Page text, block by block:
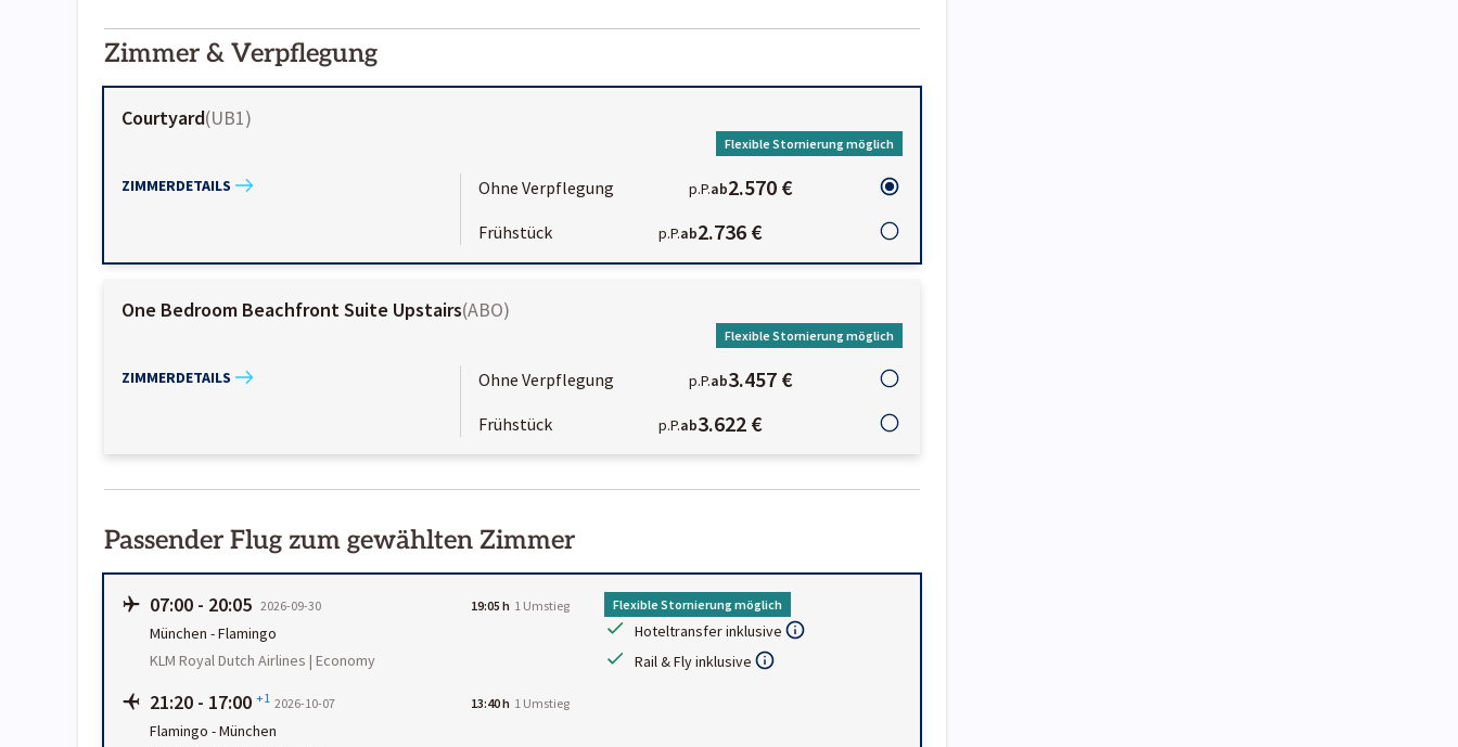
01-02
Zimmer & Verpflegung
Courtyard(UB1)
Flexible Stornierung möglich
ZIMMERDETAILS Ohne Verpflegung p.P.ab2.570 €
Frühstück p.P.ab2.736 €
One Bedroom Beachfront Suite Upstairs(ABO)
Flexible Stornierung möglich
ZIMMERDETAILS Ohne Verpflegung p.P.ab3.457 €
Frühstück p.P.ab3.622 €
Passender Flug zum gewählten Zimmer
07:00 - 20:05 2026-09-30 19:05 h 1 Umstieg
München -Flamingo
KLM Royal Dutch Airlines | Economy
21:20 - 17:00 +1 2026-10-07 13:40 h 1 Umstieg
Flamingo -München
Flexible Stornierung möglich
Hoteltransfer inklusive
Rail & Fly inklusive